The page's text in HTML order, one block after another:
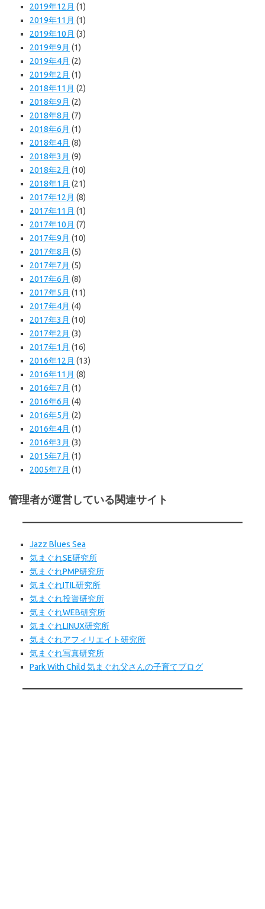
2019年12月 (1)
2019年11月 (1)
2019年10月 (3)
2019年9月 (1)
2019年4月 (2)
2019年2月 (1)
2018年11月 (2)
2018年9月 (2)
2018年8月 (7)
2018年6月 (1)
2018年4月 (8)
2018年3月 (9)
2018年2月 (10)
2018年1月 (21)
2017年12月 (8)
2017年11月 (1)
2017年10月 (7)
2017年9月 (10)
2017年8月 (5)
2017年7月 (5)
2017年6月 (8)
2017年5月 (11)
2017年4月 (4)
2017年3月 (10)
2017年2月 (3)
2017年1月 (16)
2016年12月 (13)
2016年11月 (8)
2016年7月 (1)
2016年6月 (4)
2016年5月 (2)
2016年4月 (1)
2016年3月 (3)
2015年7月 (1)
2005年7月 (1)
管理者が運営している関連サイト
Jazz Blues Sea
気まぐれSE研究所
気まぐれPMP研究所
気まぐれITIL研究所
気まぐれ投資研究所
気まぐれWEB研究所
気まぐれLINUX研究所
気まぐれアフィリエイト研究所
気まぐれ写真研究所
Park With Child 気まぐれ父さんの子育てブログ